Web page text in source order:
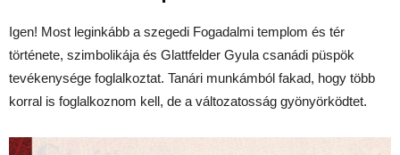
Igen! Most leginkább a szegedi Fogadalmi templom és tér
története, szimbolikája és Glattfelder Gyula csanádi püspök
tevékenysége foglalkoztat. Tanári munkámból fakad, hogy több
korral is foglalkoznom kell, de a változatosság gyönyörködtet.